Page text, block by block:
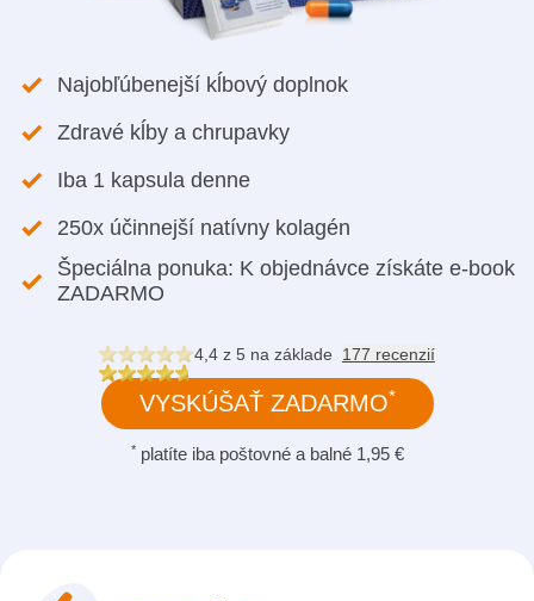
Najobľúbenejší kĺbový doplnok
Zdravé kĺby a chrupavky
Iba 1 kapsula denne
250x účinnejší natívny kolagén
Špeciálna ponuka: K objednávce získáte e-book
ZADARMO
4,4 z 5 na základe 177 recenzií
VYSKÚŠAŤ ZADARMO*
*platíte iba poštovné a balné 1,95 €